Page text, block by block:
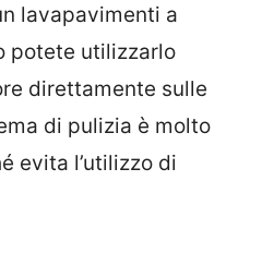
lavapavimenti a
potete utilizzarlo
direttamente sulle
di pulizia è molto
evita l’utilizzo di